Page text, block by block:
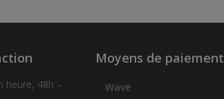
heure, 48h –
Moyens de paiement
Wave